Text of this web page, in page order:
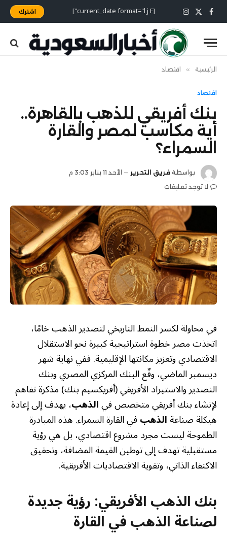
فيسبوك
X
(Twitter)
الانستغرام [current_date format="l j F"] اشترك
الرئيسية » اقتصاد
اقتصاد
بنك أفريقي للذهب بالقاهرة..
أية مكاسب لمصر والقارة
السمراء؟
بواسطة فريق التحرير
الأحد 11 يناير 3:03 م
لا توجد تعليقات
في محاولة لكسر النمط التاريخي لتصدير الذهب خامًا،
اتخذت مصر خطوة استراتيجية كبيرة نحو الاستقلال
الاقتصادي وتعزيز مكانتها الإقليمية. ففي نهاية شهر
ديسمبر الماضي، وقّع البنك المركزي المصري وبنك
التصدير والاستيراد الأفريقي (أفريكسيم بنك) مذكرة تفاهم
لإنشاء بنك أفريقي متخصص فيالذهب، يهدف إلى إعادة
هيكلة صناعةالذهبفي القارة السمراء. هذه المبادرة
الطموحة ليست مجرد مشروع اقتصادي، بل هي رؤية
مستقبلية تهدف إلى توطين القيمة المضافة، وتحقيق
الاكتفاء الذاتي، وتقوية الاقتصاديات الأفريقية.
بنك الذهب الأفريقي: رؤية جديدة
لصناعة الذهب في القارة